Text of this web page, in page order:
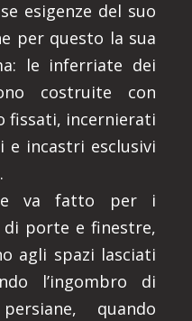
esigenze del suo
per questo la sua
le inferriate dei
costruite con
fissati, incernierati
e incastri esclusivi
va fatto per i
porte e finestre,
agli spazi lasciati
l’ingombro di
quando